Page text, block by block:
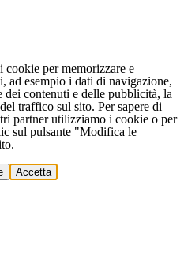
per memorizzare e
ad esempio i dati di navigazione,
dei contenuti e delle pubblicità, la
traffico sul sito. Per sapere di
partner utilizziamo i cookie o per
sul pulsante "Modifica le
Accetta